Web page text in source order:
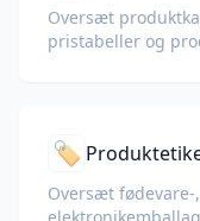
Oversæt
pristabeller og
🏷️
Oversæt fødevare-